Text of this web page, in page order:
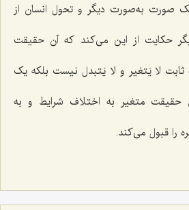
صورت به‌صورت دیگر و تحول انسان از
حکایت از این مى‌کند که آن حقیقت
ثابت لا یَتغیر و لا یَتبدل نیست بلکه یک
متغیر به اختلاف شرایط و به
را قبول مى‌کند.